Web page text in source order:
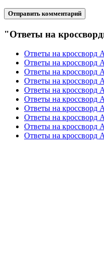
"Ответы на
Ответы на кроссворд
Ответы на кроссворд
Ответы на кроссворд
Ответы на кроссворд
Ответы на кроссворд
Ответы на кроссворд
Ответы на кроссворд
Ответы на кроссворд
Ответы на кроссворд
Ответы на кроссворд